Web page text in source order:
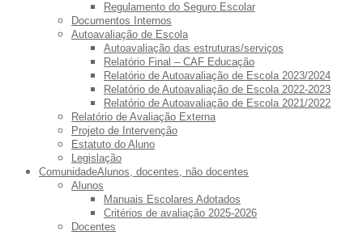
Regulamento do Seguro Escolar
Documentos Internos
Autoavaliação de Escola
Autoavaliação das estruturas/serviços
Relatório Final – CAF Educação
Relatório de Autoavaliação de Escola 2023/2024
Relatório de Autoavaliação de Escola 2022-2023
Relatório de Autoavaliação de Escola 2021/2022
Relatório de Avaliação Externa
Projeto de Intervenção
Estatuto do Aluno
Legislação
ComunidadeAlunos, docentes, não docentes
Alunos
Manuais Escolares Adotados
Critérios de avaliação 2025-2026
Docentes